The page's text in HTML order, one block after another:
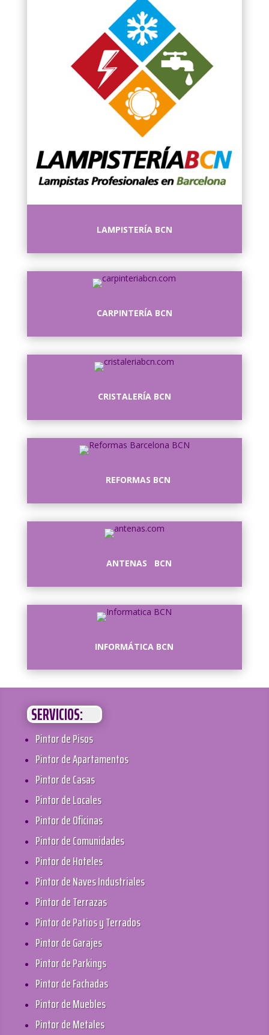
LAMPISTERÍA BCN
CARPINTERÍA BCN
CRISTALERÍA BCN
REFORMAS BCN
ANTENAS BCN
INFORMÁTICA BCN
SERVICIOS:
Pintor de Pisos
Pintor de Apartamentos
Pintor de Casas
Pintor de Locales
Pintor de Oficinas
Pintor de Comunidades
Pintor de Hoteles
Pintor de Naves Industriales
Pintor de Terrazas
Pintor de Patios y Terrados
Pintor de Garajes
Pintor de Parkings
Pintor de Fachadas
Pintor de Muebles
Pintor de Metales